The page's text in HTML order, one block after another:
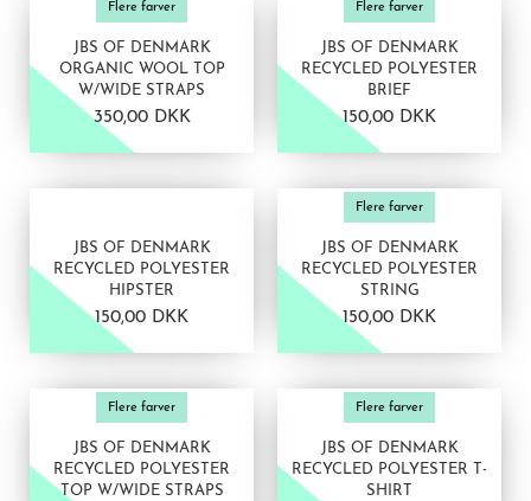
Flere farver
JBS OF DENMARK
ORGANIC WOOL TOP
W/WIDE STRAPS
350,00 DKK
Flere farver
JBS OF DENMARK
RECYCLED POLYESTER
BRIEF
150,00 DKK
JBS OF DENMARK
RECYCLED POLYESTER
HIPSTER
150,00 DKK
Flere farver
JBS OF DENMARK
RECYCLED POLYESTER
STRING
150,00 DKK
Flere farver
JBS OF DENMARK
RECYCLED POLYESTER
TOP W/WIDE STRAPS
Flere farver
JBS OF DENMARK
RECYCLED POLYESTER T-
SHIRT